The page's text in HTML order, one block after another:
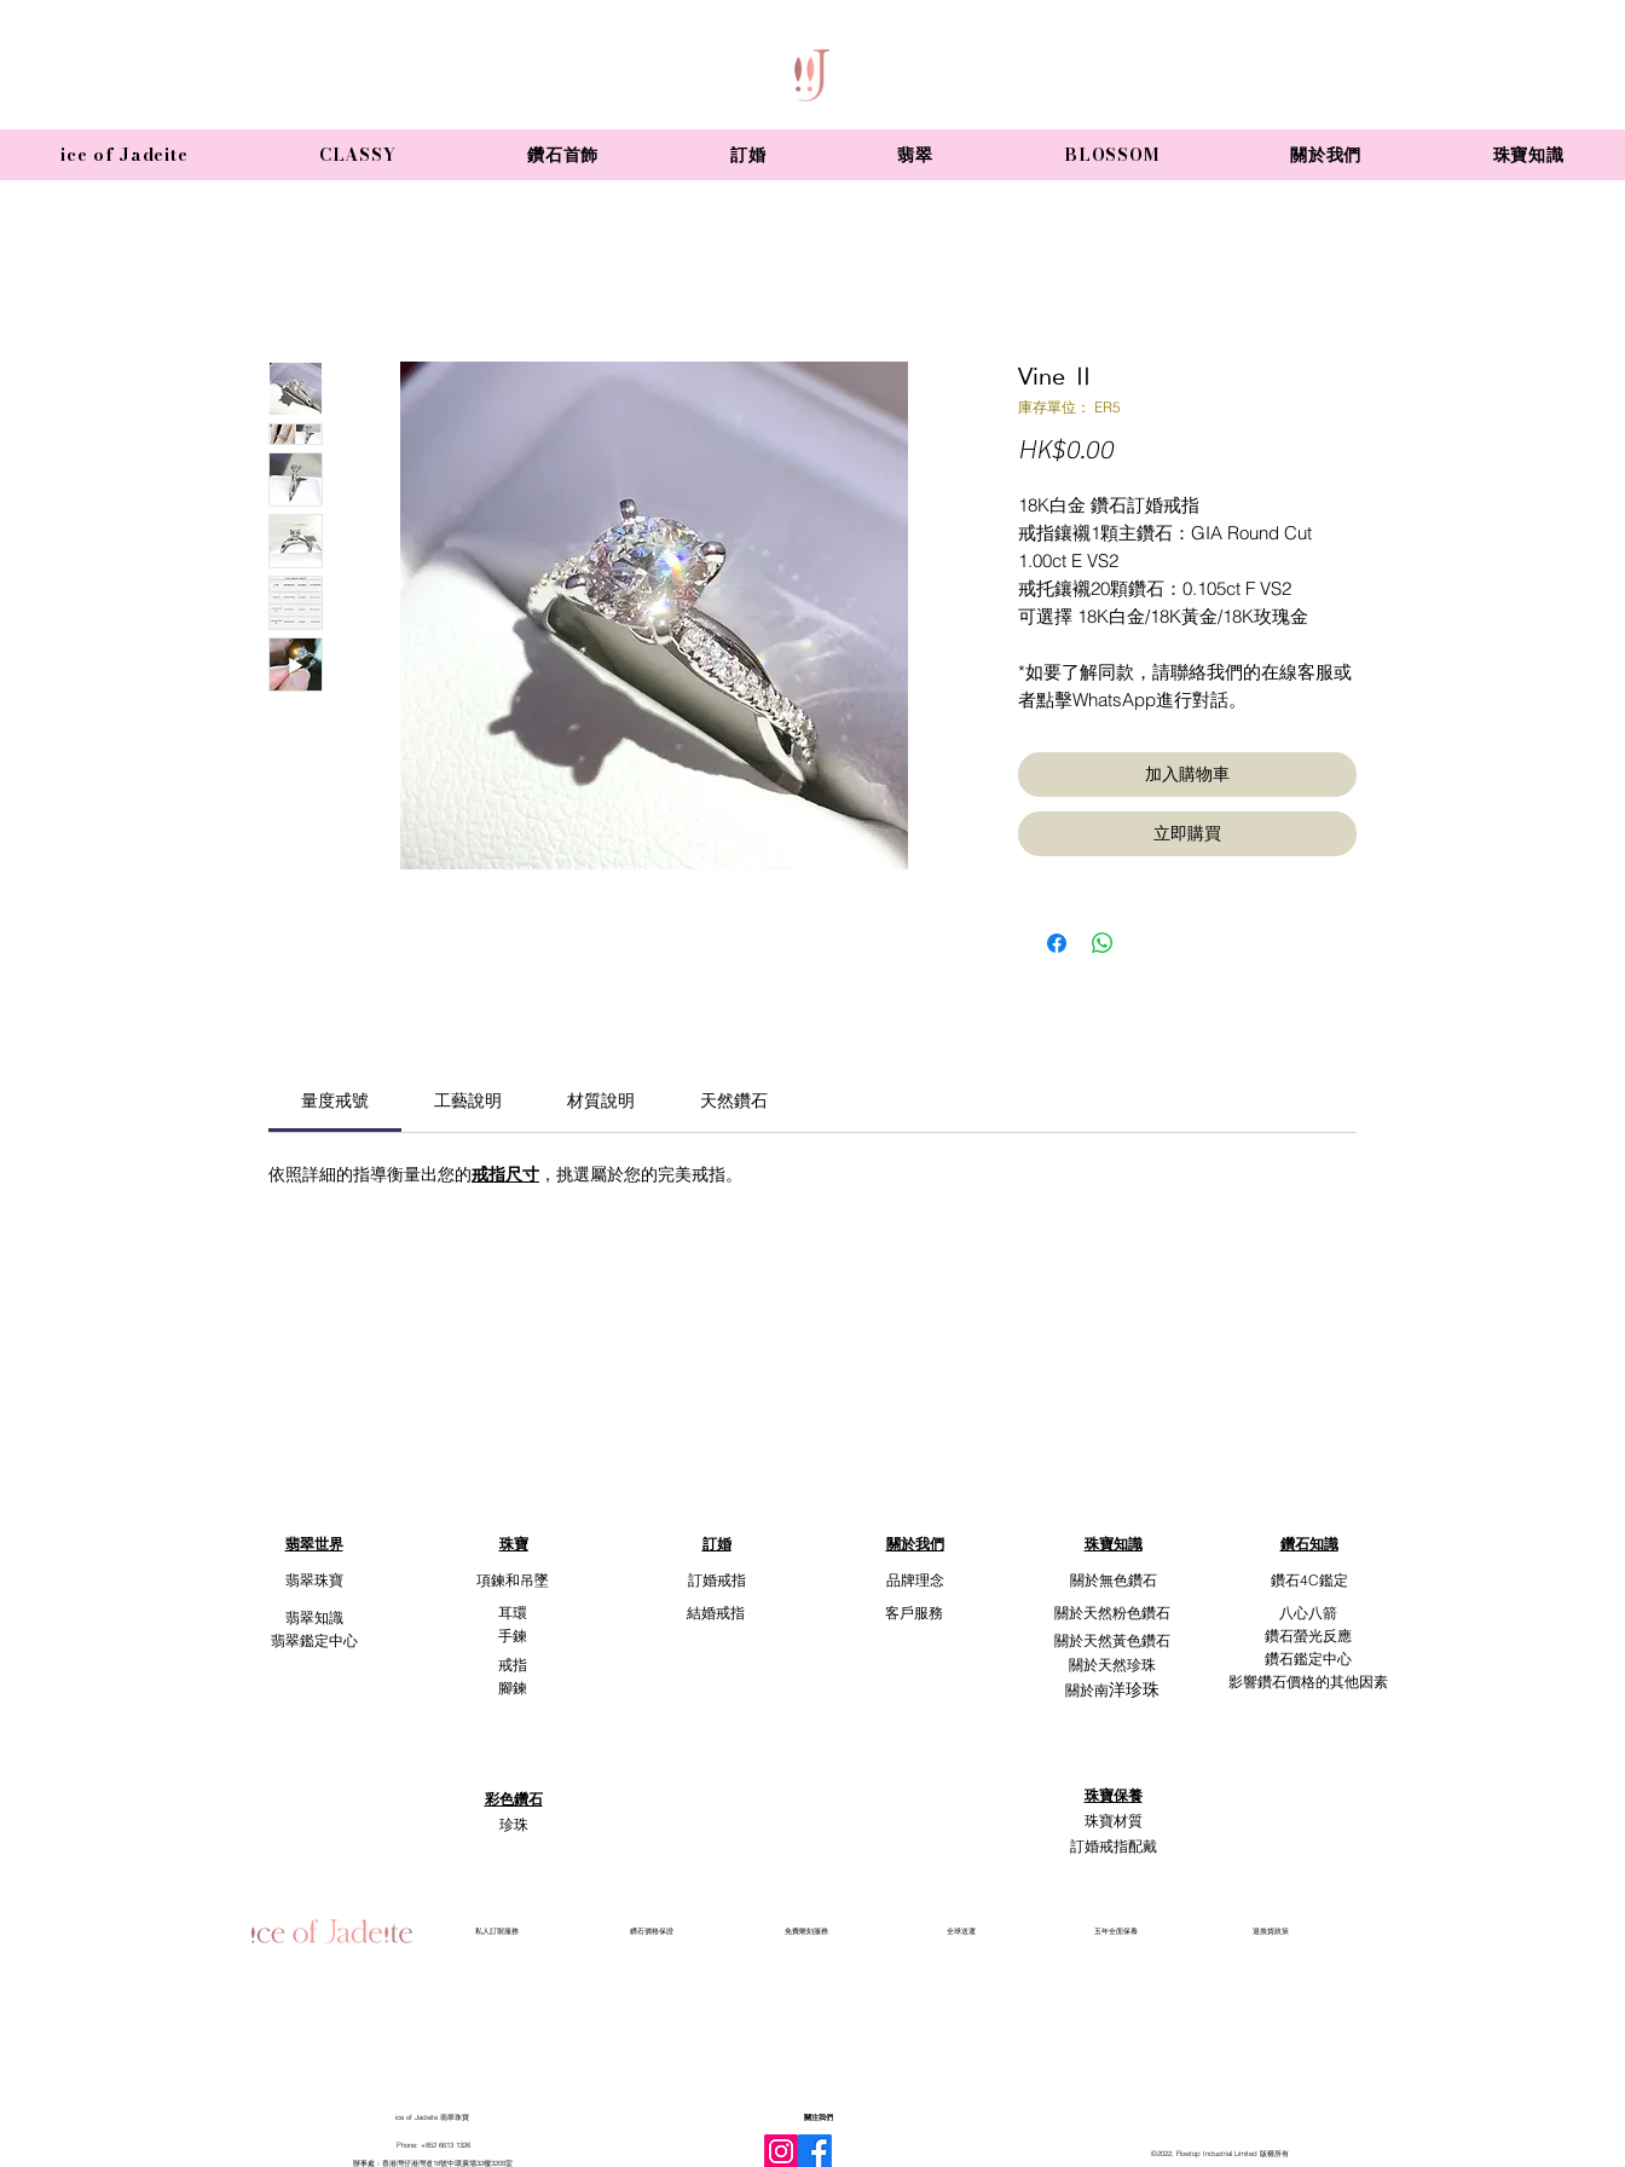
ice of Jadeite CLASSY 鑽石首飾 訂婚 翡翠 BLOSSOM 關於我們 珠寶知識
Vine Ⅱ
庫存單位： ER5
HK$0.00價
18K白金 鑽石訂婚戒指
戒指鑲襯1顆主鑽石：GIA Round Cut
1.00ct E VS2
戒托鑲襯20顆鑽石：0.105ct F VS2
可選擇 18K白金/18K黃金/18K玫瑰金
*如要了解同款，請聯絡我們的在線客服或
者點擊WhatsApp進行對話。
加入購物車
立即購買
量度戒號 工藝說明 材質說明 天然鑽石
依照詳細的指導衡量出您的戒指尺寸 ，挑選屬於您的完美戒指。
翡翠世界
珠寶
翡翠珠寶
項鍊和吊墜
翡翠知識
翡翠鑑定中心
耳環
手鍊
戒指
腳鍊
訂婚 關於我們 珠寶知識
鑽石知識
訂婚戒指
品牌理念 關於無色鑽石
鑽石4C鑑定
結婚戒指
客戶服務 關於天然粉色鑽石
八心八箭
關於天然黃色鑽石
關於天然珍珠
鑽石螢光反應
鑽石鑑定中心
關於南洋珍珠 影響鑽石價格的其他因素
彩色鑽石
珍珠
珠寶保養
珠寶材質
訂婚戒指配戴
​私人訂製服務 鑽石價格保證 免費雕刻服務 全球送運 五年全面保養 退換貨政策
ice of Jadeite 翡翠珠寶
Phone: +852 6613 1326
​辦事處：香港灣仔港灣道18號中環廣場32樓3208室
關注我們
©2022, Flowtop Industrial Limited 版權所有